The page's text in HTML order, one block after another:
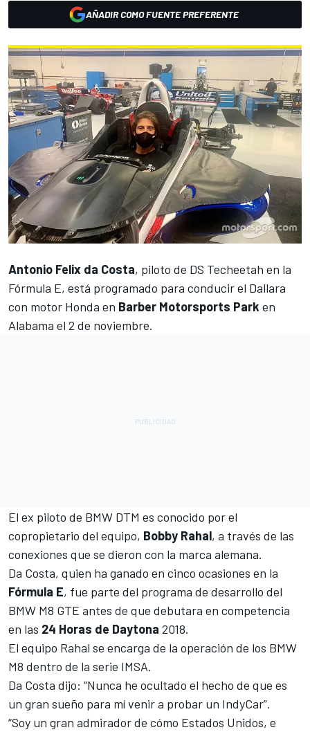
AÑADIR COMO FUENTE PREFERENTE
Antonio Felix da Costa, piloto de DS Techeetah en la
Fórmula E, está programado para conducir el Dallara
con motor Honda en Barber Motorsports Park en
Alabama el 2 de noviembre.
El ex piloto de BMW DTM es conocido por el
copropietario del equipo, Bobby Rahal, a través de las
conexiones que se dieron con la marca alemana.
Da Costa, quien ha ganado en cinco ocasiones en la
Fórmula E, fue parte del programa de desarrollo del
BMW M8 GTE antes de que debutara en competencia
en las 24 Horas de Daytona 2018.
El equipo Rahal se encarga de la operación de los BMW
M8 dentro de la serie IMSA.
Da Costa dijo: “Nunca he ocultado el hecho de que es
un gran sueño para mí venir a probar un IndyCar”.
“Soy un gran admirador de cómo Estados Unidos, e